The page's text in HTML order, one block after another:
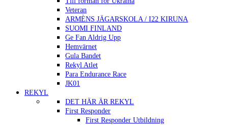
Veteran
ARMÈNS JÄGARSKOLA / I22 KIRUNA
SUOMI FINLAND
Ge Fan Aldrig Upp
Hemvärnet
Gula Bandet
Rekyl Atlet
Para Endurance Race
JK01
REKYL
DET HÄR ÄR REKYL
First Responder
First Responder Utbildning